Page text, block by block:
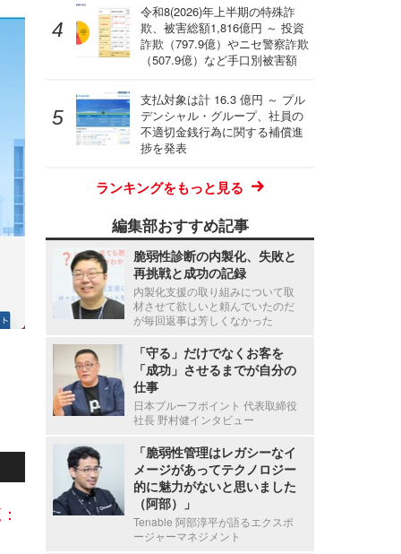
令和8(2026)年上半期の特殊詐
欺、被害総額1,816億円 ～ 投資
詐欺（797.9億）やニセ警察詐欺
（507.9億）など手口別被害額
支払対象は計 16.3 億円 ～ プル
デンシャル・グループ、社員の
不適切金銭行為に関する補償進
捗を発表
ランキングをもっと見る
編集部おすすめ記事
脆弱性診断の内製化、失敗と
再挑戦と成功の記録
内製化支援の取り組みについて取
材させて欲しいと頼んでいたのだ
が毎回返事は芳しくなかった
「守る」だけでなくお客を
「成功」させるまでが自分の
仕事
日本プルーフポイント 代表取締役
社長 野村健インタビュー
「脆弱性管理はレガシーなイ
メージがあってテクノロジー
的に魅力がないと思いました
（阿部）」
Tenable 阿部淳平が語るエクスポ
ージャーマネジメント